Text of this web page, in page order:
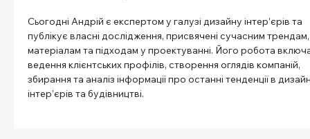
Сьогодні Андрій є експертом у галузі дизайну інтер’єрів та
публікує власні дослідження, присвячені сучасним трендам,
матеріалам та підходам у проектуванні. Його робота
ведення клієнтських профілів, створення оглядів компаній,
збирання та аналіз інформації про останні тенденції в
інтер’єрів та будівництві.